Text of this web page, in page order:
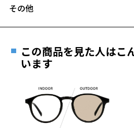
お気に入りリストは
どんなスタイルでも合わせやすいブラック
アウトドアシーンでの使用に適した、ズ
現。
フィット感抜群のシリコン製鼻パッドと
むようにカーブしたテンプル設計の贅沢仕
さらにフレーム素材には軽くてしなやか
フリーな掛け心地を実現。
安心1 フレーム１年間品質
日または発送日より１年間修理
きます。
※保証期間内に交換が行われた場合、保
延長されません。
その他
ご希望のお客さまは、「レンズ交
最寄りのZoff実店舗にてレンズを
※サングラスやパッケージ品では「
談ください。
この商品を見た人はこ
います